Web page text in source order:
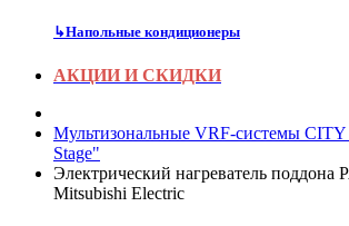
↳Напольные кондиционеры
АКЦИИ И СКИДКИ
Мультизональные VRF-системы
Stage"
Электрический нагреватель поддона
Mitsubishi Electric